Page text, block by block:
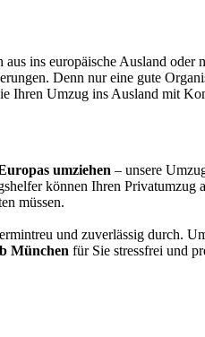
ins europäische Ausland oder
Denn nur eine gute
Ihren Umzug ins Ausland mit
umziehen – unsere
können Ihren Privatumzug
müssen.
und zuverlässig durch.
München für Sie stressfrei und